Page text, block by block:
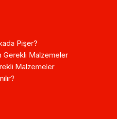
Pişer?
Gerekli Malzemeler
Malzemeler